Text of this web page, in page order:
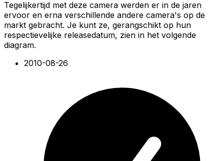
Tegelijkertijd met deze camera werden er in de jaren
ervoor en erna verschillende andere camera's op de
markt gebracht. Je kunt ze, gerangschikt op hun
respectievelijke releasedatum, zien in het volgende
diagram.
2010-08-26